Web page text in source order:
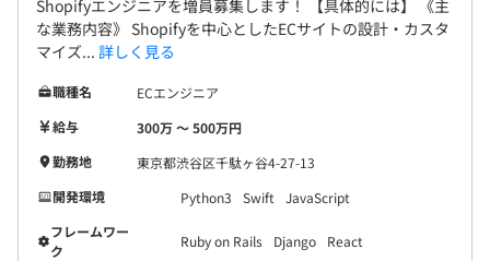
Shopifyエンジニアを増員募集します！ 【具体的には】 《主
な業務内容》 Shopifyを中心としたECサイトの設計・カスタ
マイズ... 詳しく見る
職種名
ECエンジニア
給与
300万 〜 500万円
勤務地
東京都渋谷区千駄ヶ谷4-27-13
開発環境
Python3 Swift
JavaScript
フレームワー
ク
Ruby on Rails Django React